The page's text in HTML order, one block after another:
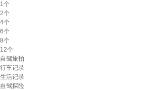
1个
2个
4个
6个
8个
12个
自驾旅拍
行车记录
生活记录
自驾探险